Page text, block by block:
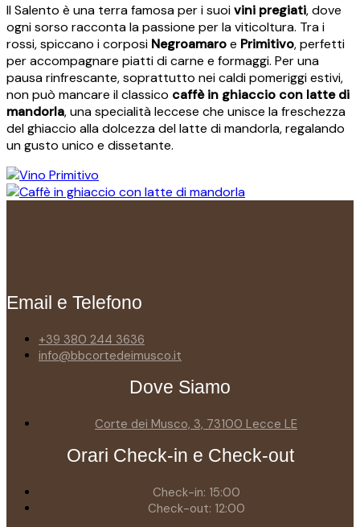
Il Salento è una terra famosa per i suoivini pregiati, dove
ogni sorso racconta la passione per la viticoltura. Tra i
rossi, spiccano i corposi Negroamaroe Primitivo, perfetti
per accompagnare piatti di carne e formaggi. Per una
pausa rinfrescante, soprattutto nei caldi pomeriggi estivi,
non può mancare il classico caffè in ghiaccio con latte di
mandorla, una specialità leccese che unisce la freschezza
del ghiaccio alla dolcezza del latte di mandorla, regalando
un gusto unico e dissetante.
Email e Telefono
+39 380 244 3636
info@bbcortedeimusco.it
Dove Siamo
Corte dei Musco, 3, 73100 Lecce LE
Orari Check-in e Check-out
Check-in: 15:00
Check-out: 12:00